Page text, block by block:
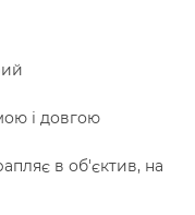
і довгою
в об'єктив, на